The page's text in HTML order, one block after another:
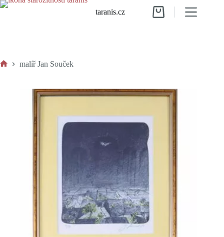
Skip
taranis.cz
Shopping
malíř Jan Souček